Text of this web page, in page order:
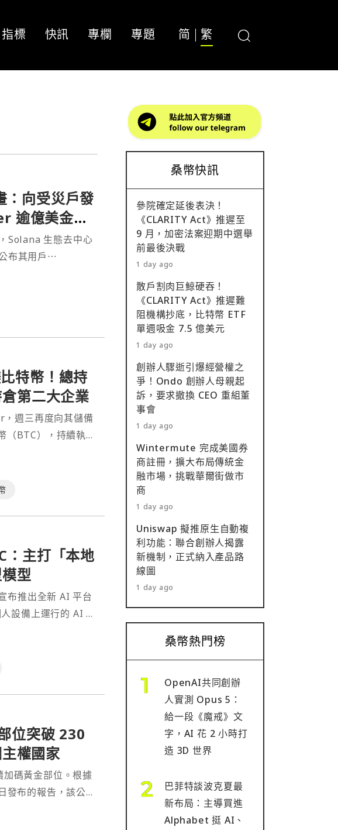
指標 快訊 專欄 專題 简 繁
向受災戶發
逾億美金注
Solana 生態去中心
布其用戶⋯
特幣！總持
第二大企業
週三再度向其儲備
BTC），持續執行
主打「本地
型
布推出全新 AI 平台
設備上運行的 AI 基
位突破 230
權國家
碼黃金部位。根據
布的報告，該公司
規模最大的非主權
桑幣快訊
參院確定延後表決！
《CLARITY Act》推遲至
9 月，加密法案迎期中選舉
前最後決戰
1 day ago
散戶割肉巨鯨硬吞！
《CLARITY Act》推遲難
阻機構抄底，比特幣 ETF
單週吸金 7.5 億美元
1 day ago
創辦人驟逝引爆經營權之
爭！Ondo 創辦人母親起
訴，要求撤換 CEO 重組董
事會
1 day ago
Wintermute 完成美國券
商註冊，擴大布局傳統金
融市場，挑戰華爾街做市
商
1 day ago
Uniswap 擬推原生自動複
利功能：聯合創辦人揭露
新機制，正式納入產品路
線圖
1 day ago
桑幣熱門榜
OpenAI共同創辦
人實測 Opus 5：
給一段《魔戒》文
字，AI 花 2 小時打
造 3D 世界
巴菲特談波克夏最
新布局：主導買進
Alphabet 挺 AI、